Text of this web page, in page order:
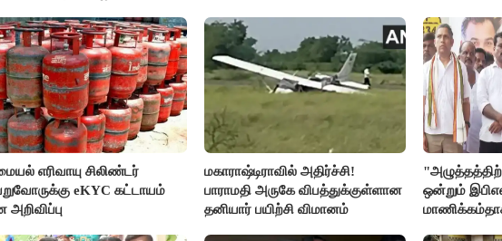
எரிவாயு சிலிண்டர்
eKYC கட்டாயம்
அறிவிப்பு
மகாராஷ்டிராவில் அதிர்ச்சி!
பாராமதி அருகே விபத்துக்குள்ளான
தனியார் பயிற்சி விமானம்
ஒன்றும்